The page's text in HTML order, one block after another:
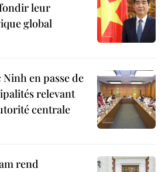
leur
global
en passe de
relevant
centrale
rend